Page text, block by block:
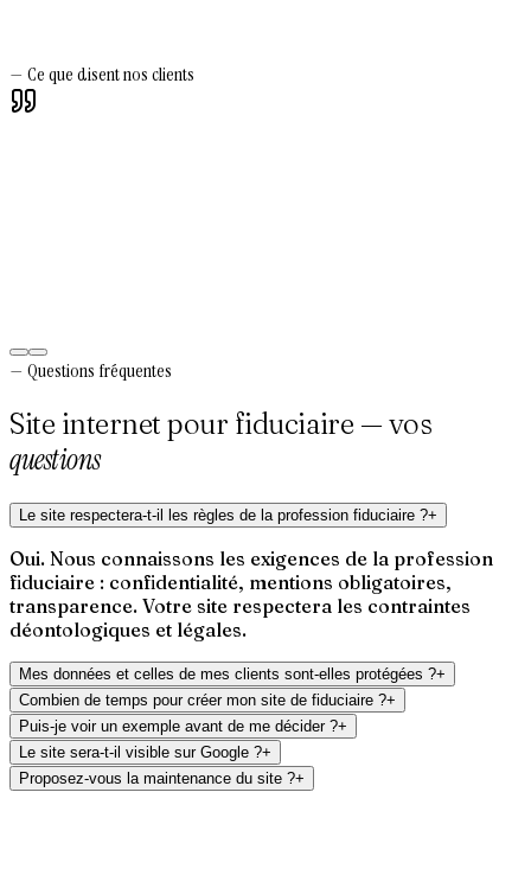
— Ce que disent nos clients
Gérant
— Questions fréquentes
Site internet pour fiduciaire — vos
questions
Le site respectera-t-il les règles de la profession fiduciaire ?+
Oui. Nous connaissons les exigences de la profession
fiduciaire : confidentialité, mentions obligatoires,
transparence. Votre site respectera les contraintes
déontologiques et légales.
Mes données et celles de mes clients sont-elles protégées ?+
Combien de temps pour créer mon site de fiduciaire ?+
Puis-je voir un exemple avant de me décider ?+
Le site sera-t-il visible sur Google ?+
Proposez-vous la maintenance du site ?+